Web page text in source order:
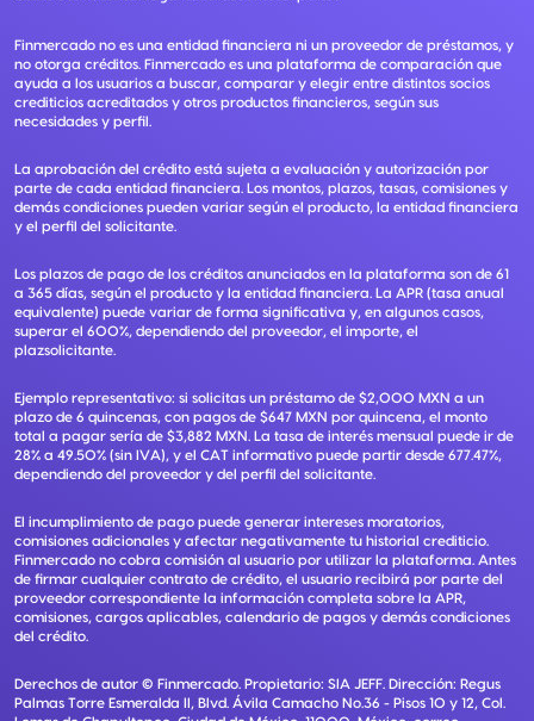
Finmercado no es una entidad financiera ni un proveedor de préstamos, y
no otorga créditos. Finmercado es una plataforma de comparación que
ayuda a los usuarios a buscar, comparar y elegir entre distintos socios
crediticios acreditados y otros productos financieros, según sus
necesidades y perfil.
La aprobación del crédito está sujeta a evaluación y autorización por
parte de cada entidad financiera. Los montos, plazos, tasas, comisiones y
demás condiciones pueden variar según el producto, la entidad financiera
y el perfil del solicitante.
Los plazos de pago de los créditos anunciados en la plataforma son de 61
a 365 días, según el producto y la entidad financiera. La APR (tasa anual
equivalente) puede variar de forma significativa y, en algunos casos,
superar el 600%, dependiendo del proveedor, el importe, el
plazsolicitante.
Ejemplo representativo: si solicitas un préstamo de $2,000 MXN a un
plazo de 6 quincenas, con pagos de $647 MXN por quincena, el monto
total a pagar sería de $3,882 MXN. La tasa de interés mensual puede ir de
28% a 49.50% (sin IVA), y el CAT informativo puede partir desde 677.47%,
dependiendo del proveedor y del perfil del solicitante.
El incumplimiento de pago puede generar intereses moratorios,
comisiones adicionales y afectar negativamente tu historial crediticio.
Finmercado no cobra comisión al usuario por utilizar la plataforma. Antes
de firmar cualquier contrato de crédito, el usuario recibirá por parte del
proveedor correspondiente la información completa sobre la APR,
comisiones, cargos aplicables, calendario de pagos y demás condiciones
del crédito.
Derechos de autor © Finmercado. Propietario: SIA JEFF. Dirección: Regus
Palmas Torre Esmeralda II, Blvd. Ávila Camacho No.36 - Pisos 10 y 12, Col.